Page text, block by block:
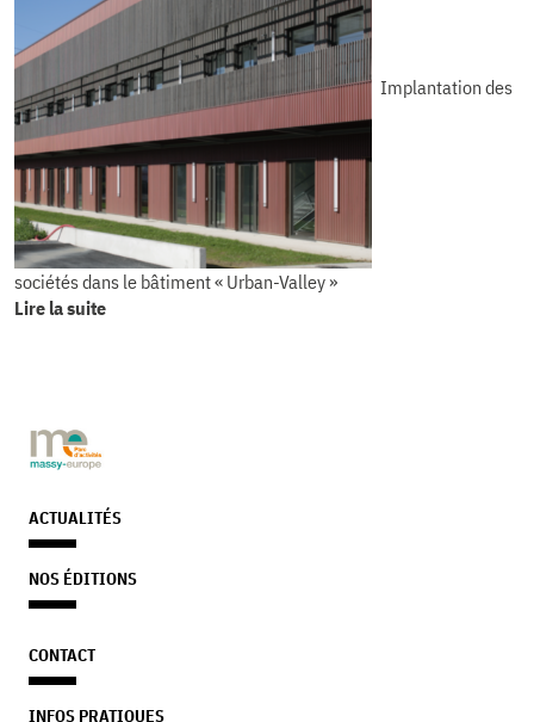
Implantation des
sociétés dans le bâtiment « Urban-Valley »
Lire la suite
ACTUALITÉS
NOS ÉDITIONS
CONTACT
INFOS PRATIQUES